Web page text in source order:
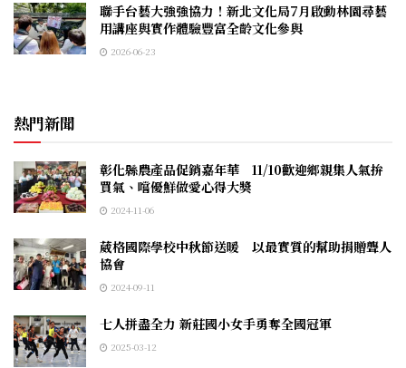
聯手台藝大強強協力！新北文化局7月啟動林園尋藝
用講座與實作體驗豐富全齡文化參與
2026-06-23
熱門新聞
彰化縣農產品促銷嘉年華 11/10歡迎鄉親集人氣拚
買氣、嚐優鮮做愛心得大獎
2024-11-06
葳格國際學校中秋節送暖 以最實質的幫助捐贈聾人
協會
2024-09-11
七人拼盡全力 新莊國小女手勇奪全國冠軍
2025-03-12